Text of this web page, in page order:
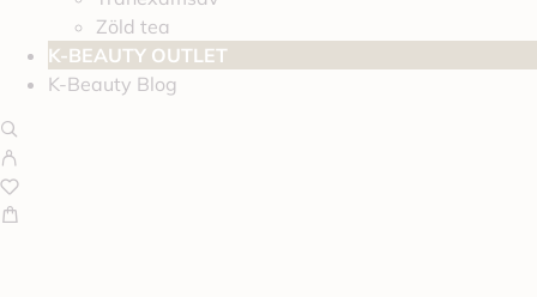
Zöld tea
K-BEAUTY OUTLET
K-Beauty Blog